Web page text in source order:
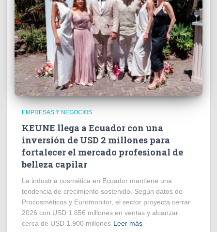
EMPRESAS Y NEGOCIOS
KEUNE llega a Ecuador con una
inversión de USD 2 millones para
fortalecer el mercado profesional de
belleza capilar
La industria cosmética en Ecuador mantiene una
tendencia de crecimiento sostenido. Según datos de
Procosméticos y Euromonitor, el sector proyecta cerrar
2026 con USD 1.656 millones en ventas y alcanzar
cerca de USD 1.900 millones Leer más